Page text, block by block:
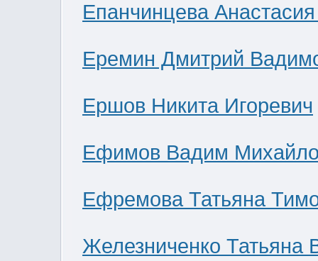
Епанчинцева
Еремин Дмитрий
Ершов Никита Игоревич
Ефимов Вадим
Ефремова Татьяна
Железниченко Татьяна